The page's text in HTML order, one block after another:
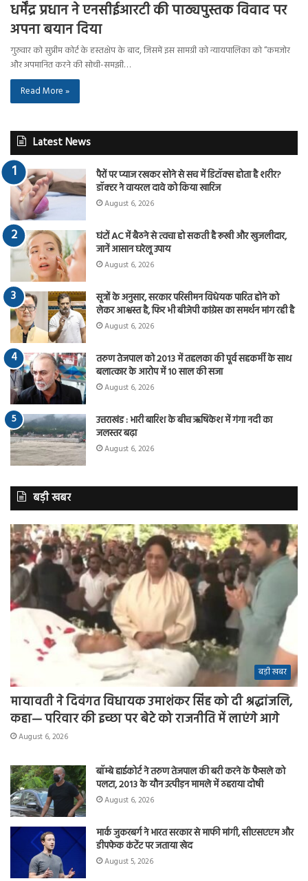
धर्मेंद्र प्रधान ने एनसीईआरटी की पाठ्यपुस्तक विवाद पर
अपना बयान दिया
गुरुवार को सुप्रीम कोर्ट के हस्तक्षेप के बाद, जिसमें इस सामग्री को न्यायपालिका को “कमजोर
और अपमानित करने की सोची-समझी…
Read More »
Latest News
पैरों पर प्याज रखकर सोने से सच में डिटॉक्स होता है शरीर?
डॉक्टर ने वायरल दावे को किया खारिज
August 6, 2026
घंटों AC में बैठने से त्वचा हो सकती है रूखी और खुजलीदार,
जानें आसान घरेलू उपाय
August 6, 2026
सूत्रों के अनुसार, सरकार परिसीमन विधेयक पारित होने को
लेकर आश्वस्त है, फिर भी बीजेपी कांग्रेस का समर्थन मांग रही है
August 6, 2026
तरुण तेजपाल को 2013 में तहलका की पूर्व सहकर्मी के साथ
बलात्कार के आरोप में 10 साल की सजा
August 6, 2026
उत्तराखंड : भारी बारिश के बीच ऋषिकेश में गंगा नदी का
जलस्तर बढ़ा
August 6, 2026
बड़ी खबर
बड़ी खबर
मायावती ने दिवंगत विधायक उमाशंकर सिंह को दी श्रद्धांजलि,
कहा— परिवार की इच्छा पर बेटे को राजनीति में लाएंगे आगे
August 6, 2026
बॉम्बे हाईकोर्ट ने तरुण तेजपाल की बरी करने के फैसले को
पलटा, 2013 के यौन उत्पीड़न मामले में ठहराया दोषी
August 6, 2026
मार्क जुकरबर्ग ने भारत सरकार से माफी मांगी, सीएसएएम और
डीपफेक कंटेंट पर जताया खेद
August 5, 2026